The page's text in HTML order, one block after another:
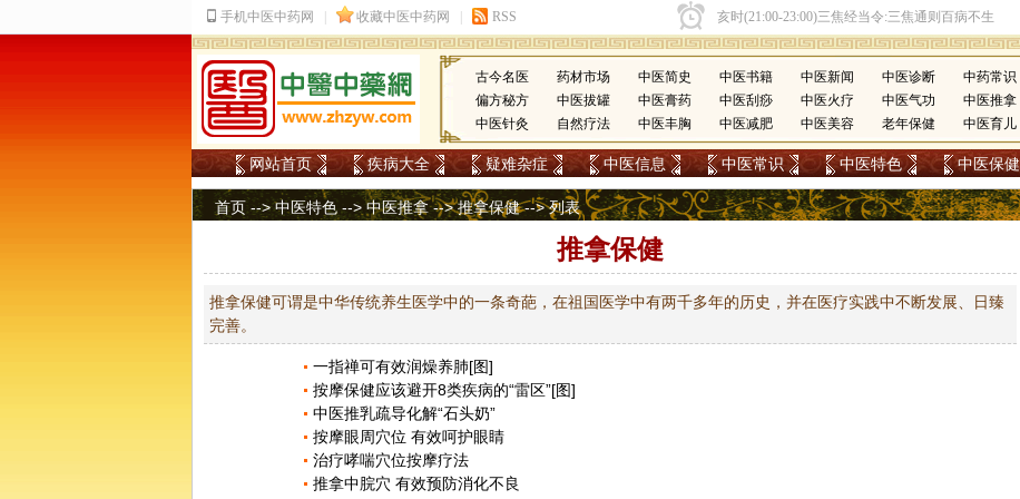
古今名医 药材市场 中医简史 中医书籍 中医新闻 中医诊断 中药常识
偏方秘方
中医拔罐 中医膏药 中医刮痧 中医火疗 中医气功 中医推拿
中医针灸
自然疗法 中医丰胸 中医减肥 中医美容 老年保健 中医育儿
网站首页 疾病大全 疑难杂症 中医信息 中医常识 中医特色 中医保健
首页 -->中医特色 -->中医推拿-->推拿保健-->列表
推拿保健
推拿保健可谓是中华传统养生医学中的一条奇葩，在祖国医学中有两千多年的历史，并在医疗实践中不断发展、日臻
完善。
一指禅可有效润燥养肺[图]
按摩保健应该避开8类疾病的“雷区”[图]
中医推乳疏导化解“石头奶”
按摩眼周穴位 有效呵护眼睛
治疗哮喘穴位按摩疗法
推拿中脘穴 有效预防消化不良